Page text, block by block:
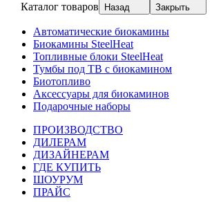
Каталог товаров Назад Закрыть
Автоматические биокамины
Биокамины SteelHeat
Топливные блоки SteelHeat
Тумбы под ТВ с биокамином
Биотопливо
Аксессуары для биокаминов
Подарочные наборы
ПРОИЗВОДСТВО
ДИЛЕРАМ
ДИЗАЙНЕРАМ
ГДЕ КУПИТЬ
ШОУРУМ
ПРАЙС